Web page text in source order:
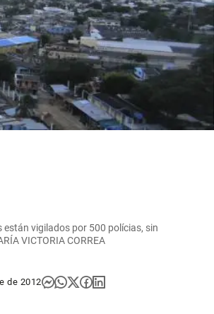
están vigilados por 500 polícias, sin
VICTORIA CORREA
de 2012